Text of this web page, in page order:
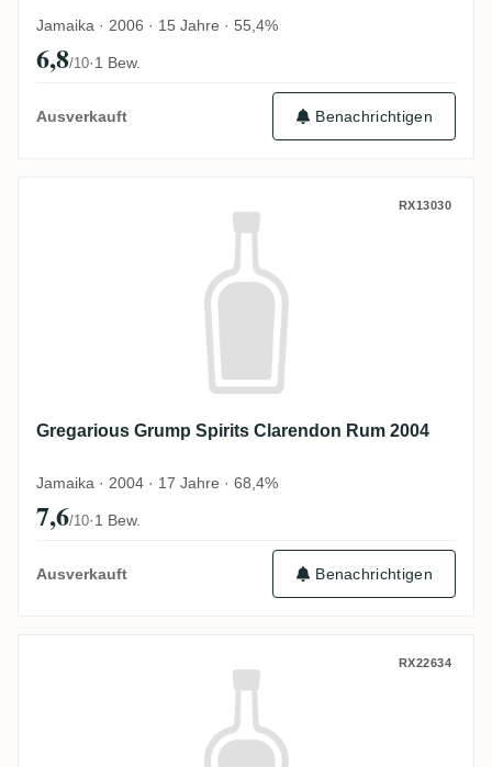
Jamaika · 2006 · 15 Jahre · 55,4%
6,8/10·1 Bew.
Ausverkauft Benachrichtigen
Gregarious Grump Spirits Clarendon
RX13030
Gregarious Grump Spirits Clarendon Rum 2004
Jamaika · 2004 · 17 Jahre · 68,4%
7,6/10·1 Bew.
Ausverkauft Benachrichtigen
Gregarious Grump Spirits Foursquare
RX22634